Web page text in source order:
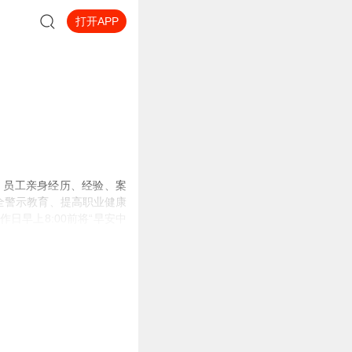
打开APP
工亲身经历、经验、案
警示教育、提高职业健康